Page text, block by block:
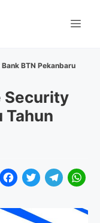
BTN Pekanbaru
Security
Tahun
F
T
i
T
W